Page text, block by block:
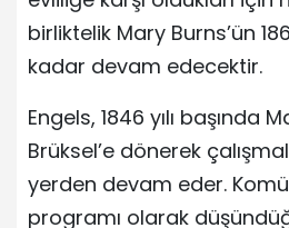
birliktelik Mary Burns’ün
kadar devam edecektir.
Engels, 1846 yılı başında
Brüksel’e dönerek
yerden devam eder.
programı olarak